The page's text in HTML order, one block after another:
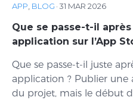
APP BLOG ·31 MAR 2026
Que se passe-t-il
application sur l’App
Que se passe-t-il juste
application ? Publier une
du projet, mais le début